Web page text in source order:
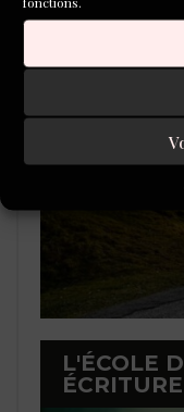
POÉSIE
L'ÉCOLE
ÉCRITURE